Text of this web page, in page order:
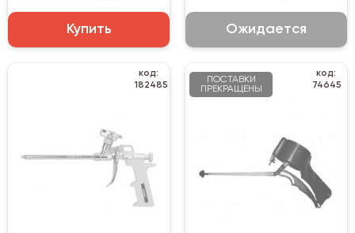
Купить Ожидается
код:
182485
ПОСТАВКИ
ПРЕКРАЩЕНЫ
код:
74645